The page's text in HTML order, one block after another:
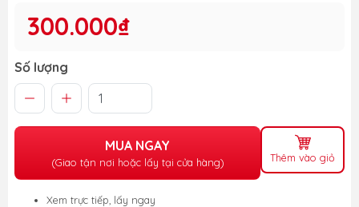
300.000₫
Số lượng
MUA NGAY
(Giao tận nơi hoặc lấy tại cửa hàng) Thêm vào giỏ
Xem trực tiếp, lấy ngay